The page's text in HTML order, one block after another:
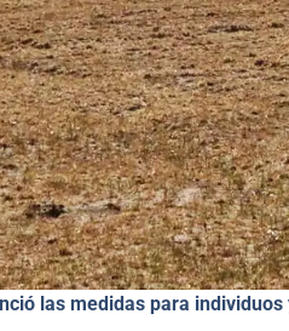
las medidas para